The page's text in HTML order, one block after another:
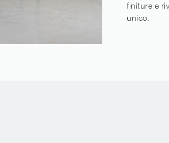
finiture e
unico.